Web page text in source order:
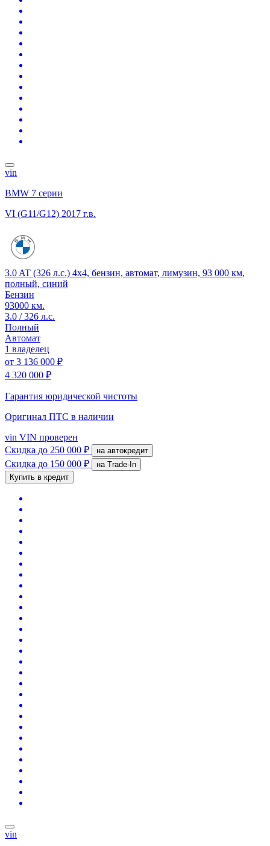
vin
BMW 7 серии
VI (G11/G12) 2017 г.в.
3.0 AT (326 л.с.) 4x4, бензин, автомат, лимузин, 93 000 км,
полный, синий
Бензин
93000 км.
3.0 / 326 л.с.
Полный
Автомат
1 владелец
от 3 136 000 ₽
4 320 000 ₽
Гарантия юридической чистоты
Оригинал ПТС в наличии
vin VIN проверен
Скидка до 250 000 ₽ на автокредит
Скидка до 150 000 ₽
на Trade-In
Купить в кредит
vin